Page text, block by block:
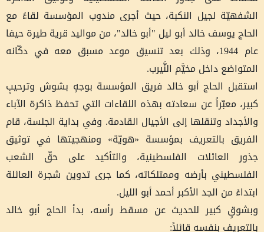
الشفهيّة لجيل النكبة، حيث أجرى مندوب المؤسسة لقاءً مع
الحاج يوسف خالد أبو ليل "أبو خالد"، من مواليد قرية طيرة حيفا
عام 1944، وذلك بعد تنسيق موعد مسبق معه في دكّانه
المتواضع داخل مخيَّم النَّيرب.
استقبل الحاج أبو خالد فريق المؤسسة بوجهٍ بشوش وترحيبٍ
كبير، معبّراً عن سعادته بهذه اللقاءات التي تحفظ ذاكرة الآباء
والأجداد وتنقلها إلى الأجيال القادمة. وفي بداية الجلسة، قام
الفريق بالتعريف بمؤسسة «هويّة» ومنهجيتها في توثيق
جذور العائلات الفلسطينية، والتأكيد على حقّ الشعب
الفلسطيني بأرضه وممتلكاته، كما جرى تدوين شجرة العائلة
ابتداءً من الجد الأكبر أحمد أبو الليل.
وبشوقٍ كبير للحديث عن مسقط رأسه، بدأ الحاج أبو خالد
بالتعريف بنفسه قائلاً: